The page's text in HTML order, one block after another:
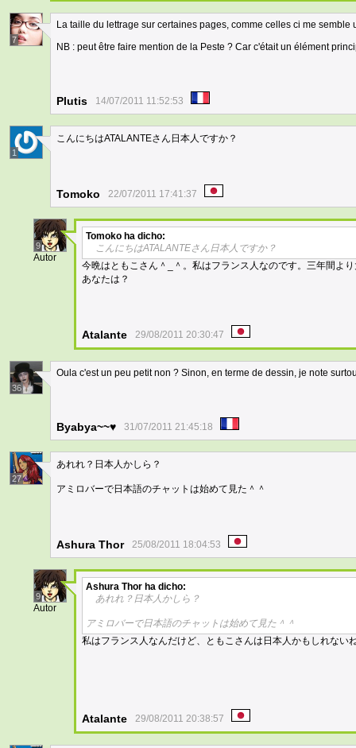
7
La taille du lettrage sur certaines pages, comme celles ci me
NB : peut être faire mention de la Peste ? Car c'était un élément
Plutis 14/07/2011 11:52:53
1
こんにちはATALANTEさん日本人ですか？
Tomoko 22/07/2011 17:41:37
9
Autor
Tomoko ha dicho:
こんにちはATALANTEさん日本人ですか？
今晩はともこさん＾_＾。私はフランス人なのです。三年間よ
あなたは？
Atalante 29/08/2011 20:30:47
36
Oula c'est un peu petit non ? Sinon, en terme de dessin, je note
Byabya~~♥ 31/07/2011 21:45:18
27
あれれ？日本人かしら？
アミロバーで日本語のチャットは始めて見た＾＾
Ashura Thor 25/08/2011 18:04:53
9
Autor
Ashura Thor ha dicho:
あれれ？日本人かしら？
アミロバーで日本語のチャットは始めて見た＾＾
私はフランス人なんだけど、ともこさんは日本人かもしれない
Atalante 29/08/2011 20:38:57